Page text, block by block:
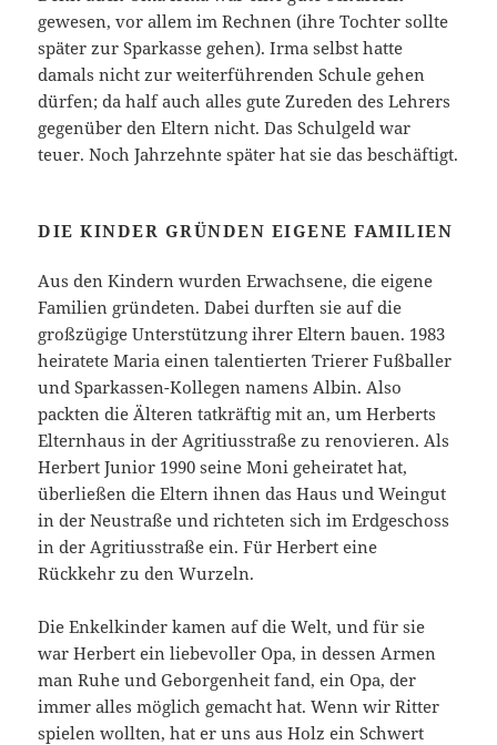
gewesen, vor allem im Rechnen (ihre Tochter sollte
später zur Sparkasse gehen). Irma selbst hatte
damals nicht zur weiterführenden Schule gehen
dürfen; da half auch alles gute Zureden des Lehrers
gegenüber den Eltern nicht. Das Schulgeld war
teuer. Noch Jahrzehnte später hat sie das beschäftigt.
DIE KINDER GRÜNDEN EIGENE FAMILIEN
Aus den Kindern wurden Erwachsene, die eigene
Familien gründeten. Dabei durften sie auf die
großzügige Unterstützung ihrer Eltern bauen. 1983
heiratete Maria einen talentierten Trierer Fußballer
und Sparkassen-Kollegen namens Albin. Also
packten die Älteren tatkräftig mit an, um Herberts
Elternhaus in der Agritiusstraße zu renovieren. Als
Herbert Junior 1990 seine Moni geheiratet hat,
überließen die Eltern ihnen das Haus und Weingut
in der Neustraße und richteten sich im Erdgeschoss
in der Agritiusstraße ein. Für Herbert eine
Rückkehr zu den Wurzeln.
Die Enkelkinder kamen auf die Welt, und für sie
war Herbert ein liebevoller Opa, in dessen Armen
man Ruhe und Geborgenheit fand, ein Opa, der
immer alles möglich gemacht hat. Wenn wir Ritter
spielen wollten, hat er uns aus Holz ein Schwert